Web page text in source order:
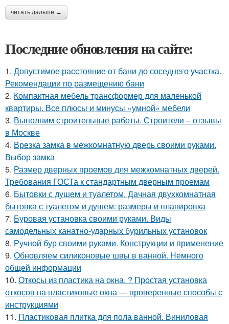
читать дальше →
Последние обновления на сайте:
1. Допустимое расстояние от бани до соседнего участка.
Рекомендации по размещению бани
2. Компактная мебель трансформер для маленькой
квартиры. Все плюсы и минусы «умной» мебели
3. Выполним строительные работы. Строители – отзывы
в Москве
4. Врезка замка в межкомнатную дверь своими руками.
Выбор замка
5. Размер дверных проемов для межкомнатных дверей.
Требования ГОСТа к стандартным дверным проемам
6. Бытовки с душем и туалетом. Дачная двухкомнатная
бытовка с туалетом и душем: размеры и планировка
7. Буровая установка своими руками. Виды
самодельных канатно-ударных бурильных установок
8. Ручной бур своими руками. Конструкции и применение
9. Обновляем силиконовые швы в ванной. Немного
общей информации
10. Откосы из пластика на окна. ? Простая установка
откосов на пластиковые окна — проверенные способы с
инструкциями
11. Пластиковая плитка для пола ванной. Виниловая